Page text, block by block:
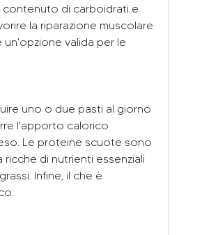
di carboidrati e
la riparazione muscolare
valida per le
uno o due pasti al giorno
l'apporto calorico
Le proteine ​​scuote sono
di nutrienti essenziali
Infine, il che è